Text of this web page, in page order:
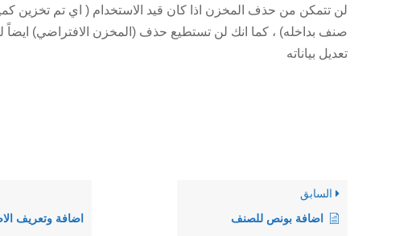
لن تتمكن من حذف المخزن اذا كان قيد الاستخدام ( اي تم تخزين
صنف بداخله) ، كما انك لن تستطيع حذف (المخزن الافتراضي) ايضاً
تعديل بياناته
السابق
اضافة بونص للصنف